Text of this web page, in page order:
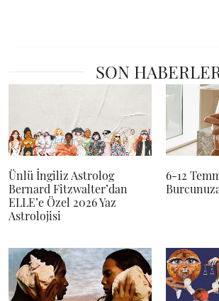
SON
Ünlü İngiliz Astrolog
Bernard Fitzwalter’dan
ELLE’e Özel 2026 Yaz
Astrolojisi
6-12